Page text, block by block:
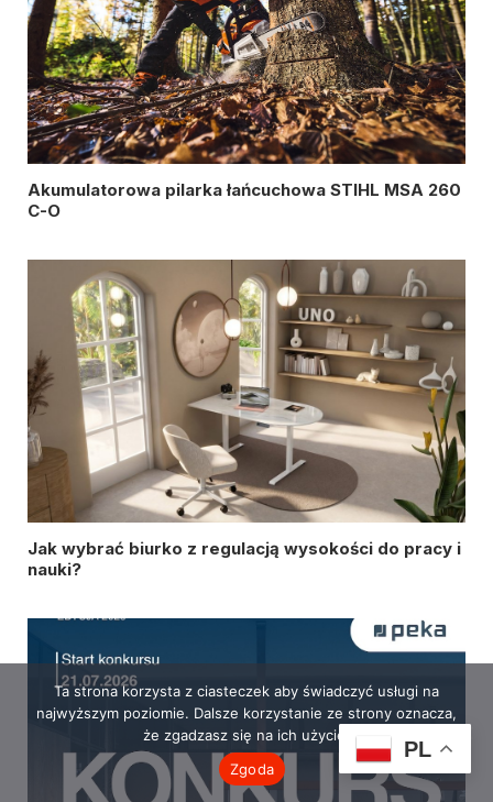
Akumulatorowa pilarka łańcuchowa STIHL MSA 260
C-O
Jak wybrać biurko z regulacją wysokości do pracy i
nauki?
PL
Ta strona korzysta z ciasteczek aby świadczyć usługi na
najwyższym poziomie. Dalsze korzystanie ze strony oznacza,
że zgadzasz się na ich użycie.
Zgoda